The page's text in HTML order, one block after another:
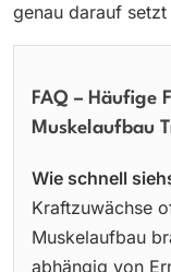
genau darauf setzt
FAQ – Häufige
Muskelaufbau
Wie schnell
Kraftzuwächse
Muskelaufbau
abhängig von